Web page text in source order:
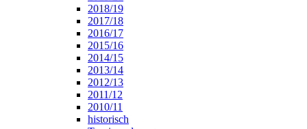
2018/19
2017/18
2016/17
2015/16
2014/15
2013/14
2012/13
2011/12
2010/11
historisch